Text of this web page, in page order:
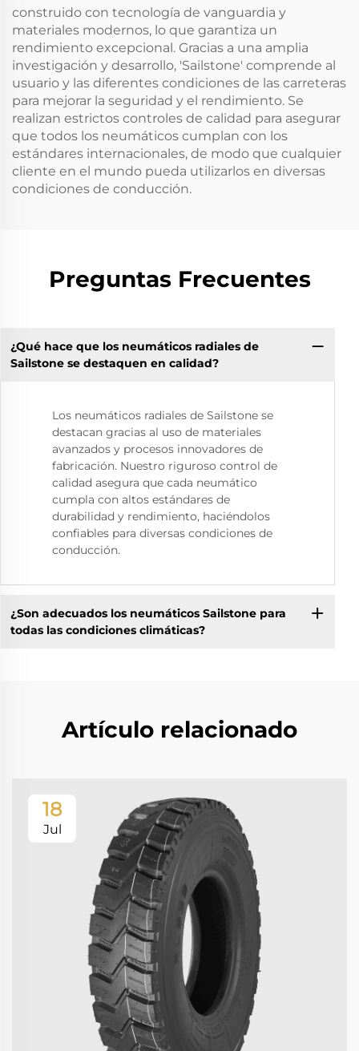
construido con tecnología de vanguardia y
materiales modernos, lo que garantiza un
rendimiento excepcional. Gracias a una amplia
investigación y desarrollo, 'Sailstone' comprende al
usuario y las diferentes condiciones de las carreteras
para mejorar la seguridad y el rendimiento. Se
realizan estrictos controles de calidad para asegurar
que todos los neumáticos cumplan con los
estándares internacionales, de modo que cualquier
cliente en el mundo pueda utilizarlos en diversas
condiciones de conducción.
Preguntas Frecuentes
¿Qué hace que los neumáticos radiales de
Sailstone se destaquen en calidad?
Los neumáticos radiales de Sailstone se
destacan gracias al uso de materiales
avanzados y procesos innovadores de
fabricación. Nuestro riguroso control de
calidad asegura que cada neumático
cumpla con altos estándares de
durabilidad y rendimiento, haciéndolos
confiables para diversas condiciones de
conducción.
¿Son adecuados los neumáticos Sailstone para
todas las condiciones climáticas?
Artículo relacionado
18
Jul